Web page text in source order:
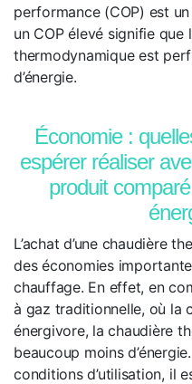
performance (COP) est
un COP élevé signifie que
thermodynamique est
d’énergie.
Économie :
espérer réaliser
produit
L’achat d’une chaudière
des économies
chauffage. En effet, en
à gaz traditionnelle, où la
énergivore, la chaudière
beaucoup moins
conditions d’utilisation, il